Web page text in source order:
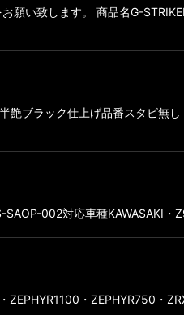
願い致します。 商品名G-
艶ブラック仕上げ品番スタビ無
002対応車種KAWASAKI・
ZEPHYR1100・ZEPHYR750・